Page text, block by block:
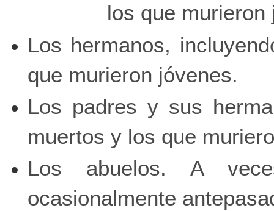
los que murieron
Los hermanos,
que murieron jóvenes.
Los padres y sus
muertos y los que
Los abuelos. A
ocasionalmente